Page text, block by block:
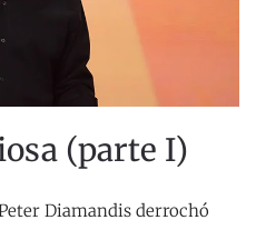
(parte I)
Diamandis derrochó